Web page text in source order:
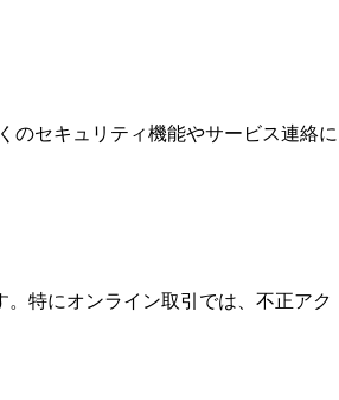
のセキュリティ機能やサービス連絡に
特にオンライン取引では、不正アク